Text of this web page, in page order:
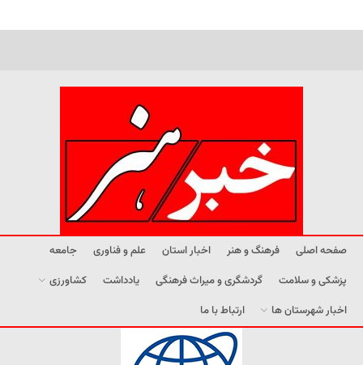
صفحه اصلی فرهنگ و هنر اخبار استان علم و فناوری
جامعه
پزشکی و سلامت
گردشگری و میراث فرهنگی یادداشت
کشاورزی
اخبار شهرستان ها
ارتباط با ما